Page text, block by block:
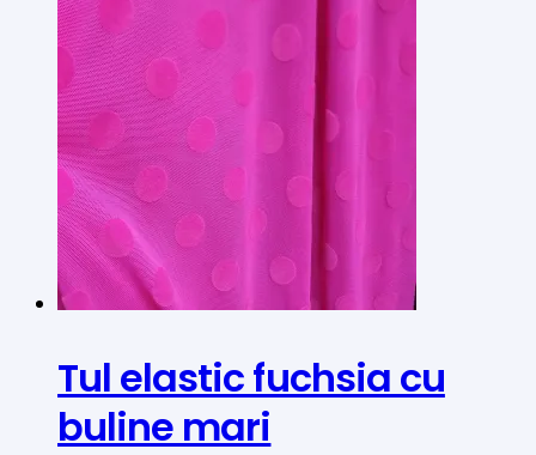
Tul elastic fuchsia cu
buline mari